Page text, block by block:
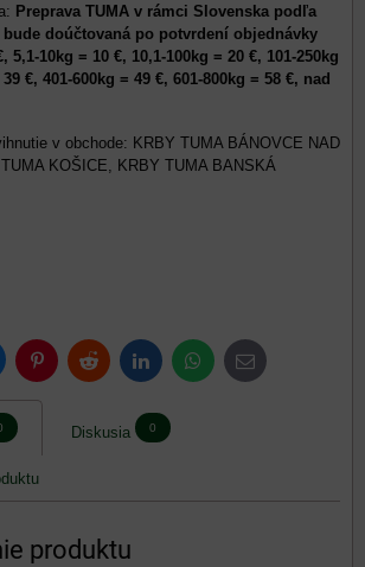
Preprava TUMA v rámci Slovenska podľa
doúčtovaná po potvrdení objednávky
5,1-10kg = 10 €, 10,1-100kg = 20 €, 101-250kg
€, 401-600kg = 49 €, 601-800kg = 58 €, nad
KRBY TUMA BÁNOVCE NAD
KOŠICE, KRBY TUMA BANSKÁ
PinterestReddit LinkedInWhatsApp
E-
mail
Diskusia 0
produktu